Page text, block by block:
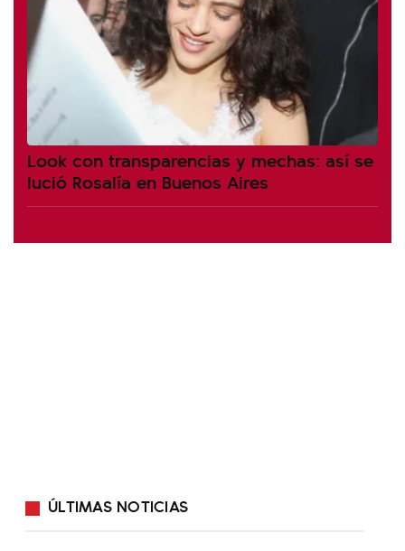
Look con transparencias y mechas: así se
lució Rosalía en Buenos Aires
ÚLTIMAS NOTICIAS